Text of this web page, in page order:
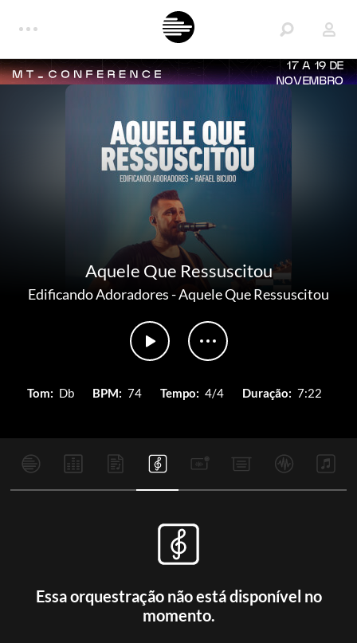
17 A 19 DE
NOVEMBRO
Aquele Que Ressuscitou
Edificando Adoradores-Aquele Que Ressuscitou
Tom: Db BPM: 74 Tempo: 4/4 Duração: 7:22
Essa orquestração não está disponível no
momento.